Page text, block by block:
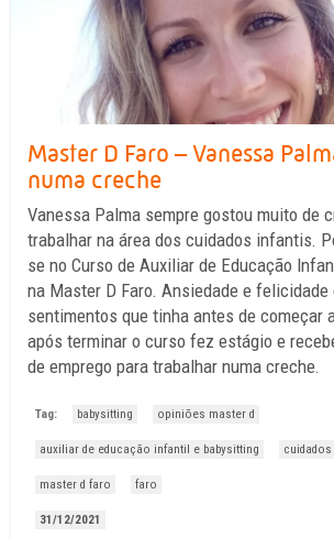
Master D Faro – Vanessa
numa creche
Vanessa Palma sempre gostou muito de
trabalhar na área dos cuidados infantis.
se no Curso de Auxiliar de Educação
na Master D Faro. Ansiedade e felicidade
sentimentos que tinha antes de começar
após terminar o curso fez estágio e
de emprego para trabalhar numa creche.
Tag: babysitting opiniões master d
auxiliar de educação infantil e babysitting
master d faro faro
31/12/2021